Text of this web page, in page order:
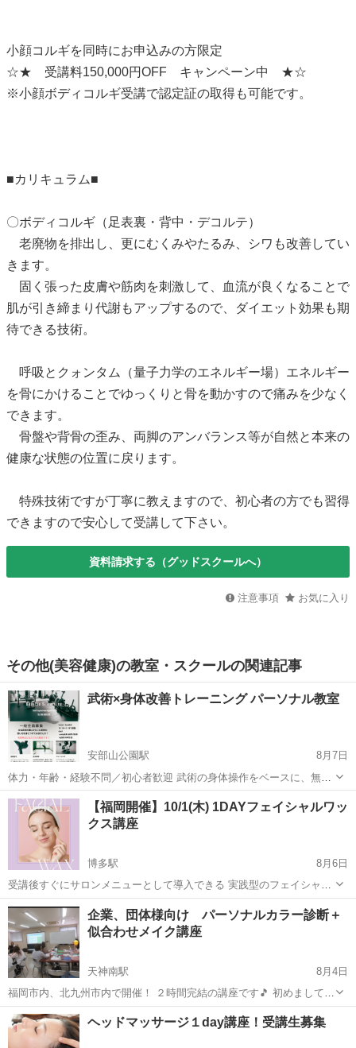
小顔コルギを同時にお申込みの方限定
☆★ 受講料150,000円OFF キャンペーン中 ★☆
※小顔ボディコルギ受講で認定証の取得も可能です。
■カリキュラム■
〇ボディコルギ（足表裏・背中・デコルテ）
老廃物を排出し、更にむくみやたるみ、シワも改善してい
きます。
固く張った皮膚や筋肉を刺激して、血流が良くなることで
肌が引き締まり代謝もアップするので、ダイエット効果も期
待できる技術。
呼吸とクォンタム（量子力学のエネルギー場）エネルギー
を骨にかけることでゆっくりと骨を動かすので痛みを少なく
できます。
骨盤や背骨の歪み、両脚のアンバランス等が自然と本来の
健康な状態の位置に戻ります。
特殊技術ですが丁寧に教えますので、初心者の方でも習得
できますので安心して受講して下さい。
資料請求する（グッドスクールへ）
注意事項 お気に入り
その他(美容健康)の教室・スクールの関連記事
武術×身体改善トレーニング パーソナル教室
安部山公園駅
8月7日
体力・年齢・経験不問／初心者歓迎 武術の身体操作をベースに、無理
なく・安全に・続けられるトレーニングを個別で指導します。 空手・
合気武道・護身術・体幹トレーニングなど、 ご希望と体力レベルを丁
寧に確認したうえで、あなたに合っ...
福岡 北九州市 安部山公園駅 その他
【福岡開催】10/1(木) 1DAYフェイシャルワッ
クス講座
博多駅
8月6日
受講後すぐにサロンメニューとして導入できる 実践型のフェイシャル
ワックス講座を開催します🫧 お顔の産毛や古い角質をやさしく取り除
き、 お肌を明るく、なめらかな印象へ導く フェイシャルワックス。
施術後の...
福岡 福岡市 博多駅 スキンケア
企業、団体様向け パーソナルカラー診断＋
似合わせメイク講座
天神南駅
8月4日
福岡市内、北九州市内で開催！ ２時間完結の講座です🎵 初めまして✨
Freedom代表のMiyukiです☺️ 主に企業や様々なグループに対して 色々
と講座を開催しています✨✨ こんな団体におすすめです♪⬇️ ✅イベン
ト...
福岡 福岡市 天神南駅 その他 パーソナルカラー
ヘッドマッサージ１day講座！受講生募集